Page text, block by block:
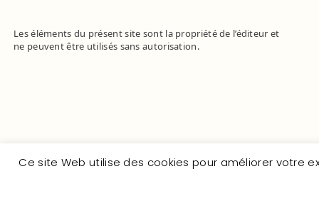
Les éléments du présent site sont la propriété de l’éditeur et
ne peuvent être utilisés sans autorisation.
Ce site Web utilise des cookies pour améliorer votre